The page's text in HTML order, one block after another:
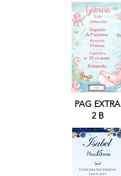
PAG EXTRA
2 B